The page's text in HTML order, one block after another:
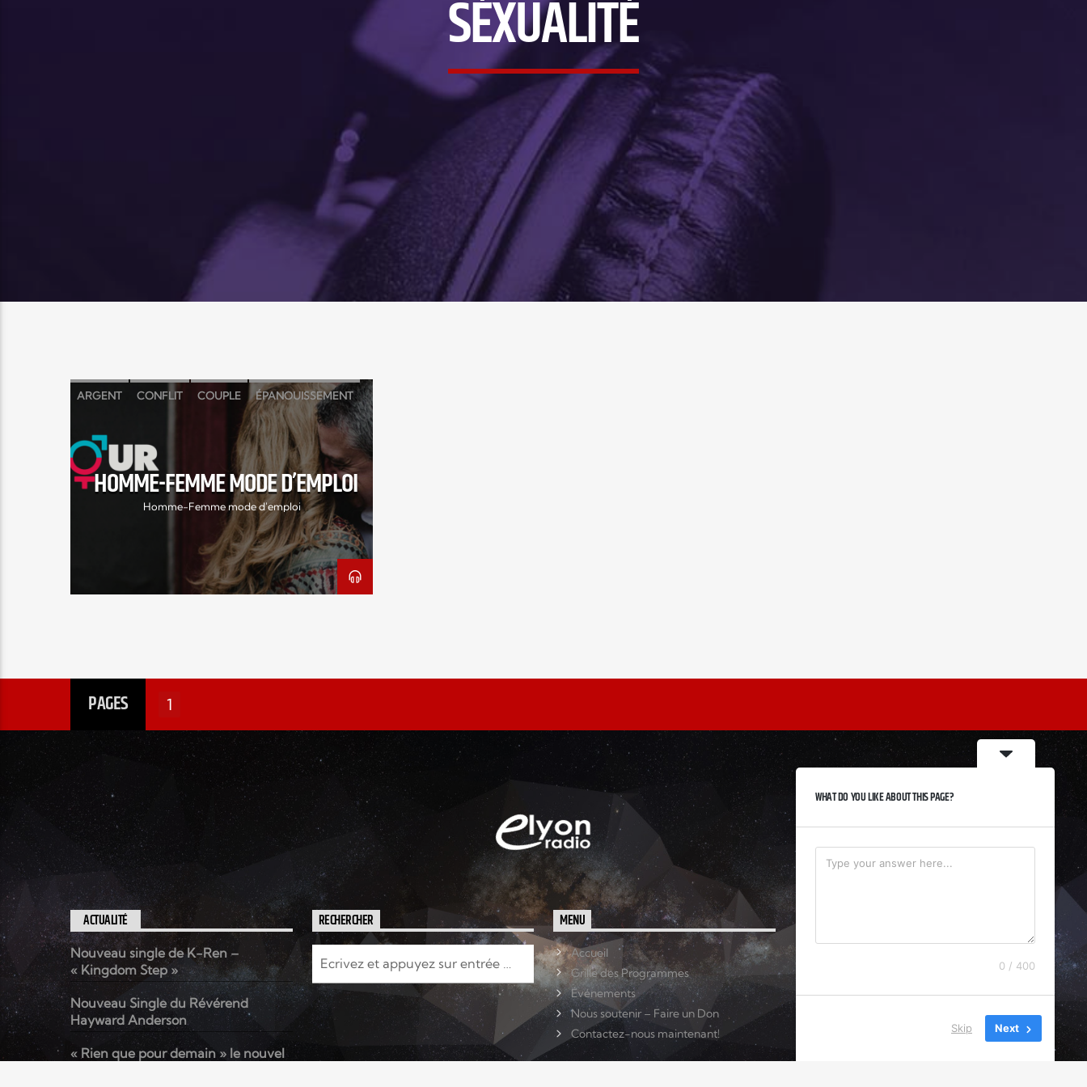
SÉXUALITÉ
ARGENT CONFLIT COUPLE ÉPANOUISSEMENT
HOMME MARIAGE
PROBLÈME RACHEL DUFOUR SEXE SÉXUALITÉ
HOMME-FEMME MODE D’EMPLOI
Homme-Femme mode d'emploi
PAGES 1
ACTUALITÉ
Nouveau single de K-Ren –
« Kingdom Step »
Nouveau Single du Révérend
Hayward Anderson
« Rien que pour demain » le nouvel
RECHERCHER MENU
Accueil
Grille des Programmes
Événements
Nous soutenir – Faire un Don
Contactez-nous maintenant!
WHAT DO YOU LIKE ABOUT THIS PAGE?
0 / 400
Skip Next